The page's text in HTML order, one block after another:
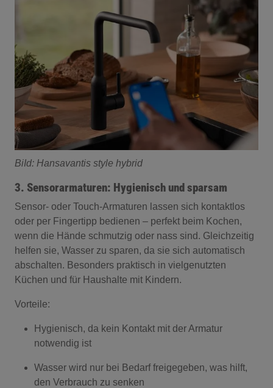
BiId: Hansavantis style hybrid
3. Sensorarmaturen: Hygienisch und sparsam
Sensor- oder Touch-Armaturen lassen sich kontaktlos
oder per Fingertipp bedienen – perfekt beim Kochen,
wenn die Hände schmutzig oder nass sind. Gleichzeitig
helfen sie, Wasser zu sparen, da sie sich automatisch
abschalten. Besonders praktisch in vielgenutzten
Küchen und für Haushalte mit Kindern.
Vorteile:
Hygienisch, da kein Kontakt mit der Armatur
notwendig ist
Wasser wird nur bei Bedarf freigegeben, was hilft,
den Verbrauch zu senken